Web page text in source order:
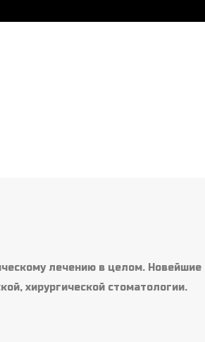
лечению в целом.
хирургической стоматологии.